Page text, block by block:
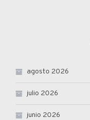
agosto 2026
julio 2026
junio 2026